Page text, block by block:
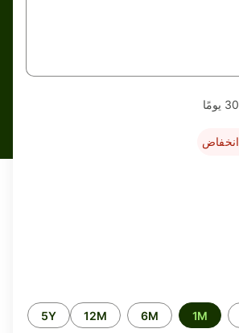
انخفاض
1M
6M
12M
5Y